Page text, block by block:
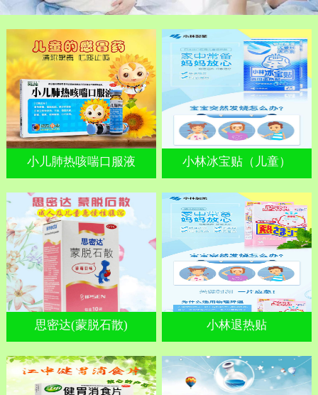
小儿肺热咳喘口服液 小林冰宝贴（儿童）
思密达(蒙脱石散) 小林退热贴